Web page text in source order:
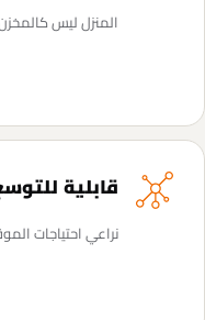
المنزل ليس
قابلية
نراعي احتياجات